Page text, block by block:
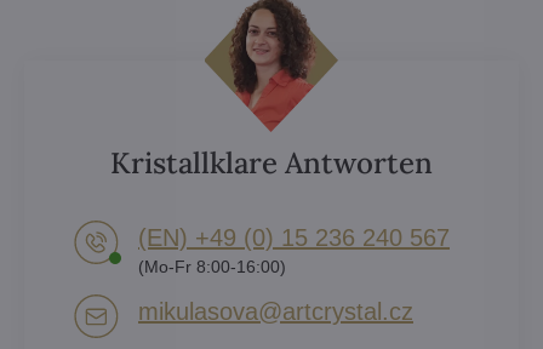
Kristallklare Antworten
(EN) +49 (0) 15 236 240 567
(Mo-Fr 8:00-16:00)
mikulasova​@artcrystal​.cz